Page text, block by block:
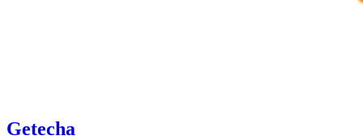
Getecha